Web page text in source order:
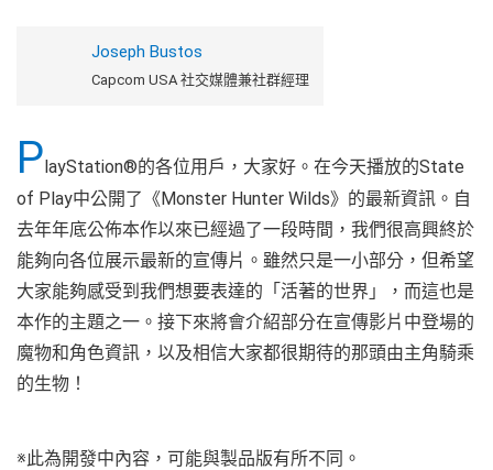
Joseph Bustos
Capcom USA 社交媒體兼社群經理
PlayStation®的各位用戶，大家好。在今天播放的State
of Play中公開了《Monster Hunter Wilds》的最新資訊。自
去年年底公佈本作以來已經過了一段時間，我們很高興終於
能夠向各位展示最新的宣傳片。雖然只是一小部分，但希望
大家能夠感受到我們想要表達的「活著的世界」，而這也是
本作的主題之一。接下來將會介紹部分在宣傳影片中登場的
魔物和角色資訊，以及相信大家都很期待的那頭由主角騎乘
的生物！
※此為開發中內容，可能與製品版有所不同。